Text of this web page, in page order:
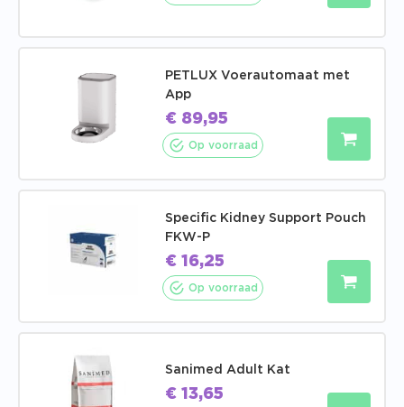
PETLUX Voerautomaat met
App
€ 89,95
Op voorraad
Specific Kidney Support Pouch
FKW-P
€ 16,25
Op voorraad
Sanimed Adult Kat
€ 13,65